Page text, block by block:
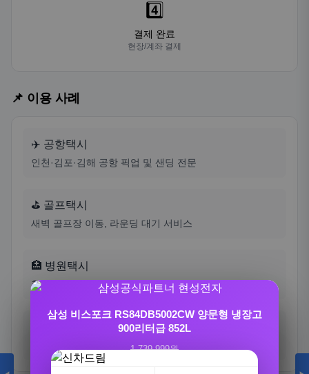
4️⃣
결제 완료
현장/계좌 결제
📌 이용 사례
✈️ 공항택시
인천·김포·김해 공항 픽업 및 샌딩 전문
⛳ 골프택시
새벽 골프장 이동, 라운딩 대기 서비스
🏥 병원택시
환자 이동, 노인 보호자 동행 서비스
새벽·심야 안전한 귀가 서비스
트리아티 가스핏 유산균 덴마크 100억 배에 가스
프로바이오틱스 30…
삼성 비스포크 RS84DB5002CW 양문형 냉장고
900리터급 852L
1,739,999원